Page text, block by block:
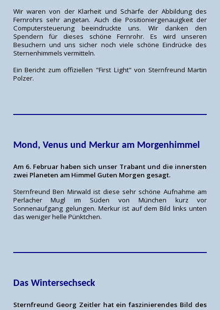
Wir waren von der Klarheit und Schärfe der Abbildung des
Fernrohrs sehr angetan. Auch die Positioniergenauigkeit der
Computersteuerung beeindruckte uns. Wir danken den
Spendern für dieses schöne Fernrohr. Es wird unseren
Besuchern und uns sicher noch viele schöne Eindrücke des
Sternenhimmels vermitteln.
Ein Bericht zum offiziellen "First Light" von Sternfreund Martin
Polzer.
Mond, Venus und Merkur am Morgenhimmel
Am 6. Februar haben sich unser Trabant und die innersten
zwei Planeten am Himmel Guten Morgen gesagt.
Sternfreund Ben Mirwald ist diese sehr schöne Aufnahme am
Perlacher Mugl im Süden von München kurz vor
Sonnenaufgang gelungen. Merkur ist auf dem Bild links unten
das weniger helle Pünktchen.
Das Wintersechseck
Sternfreund Georg Zeitler hat ein faszinierendes Bild des